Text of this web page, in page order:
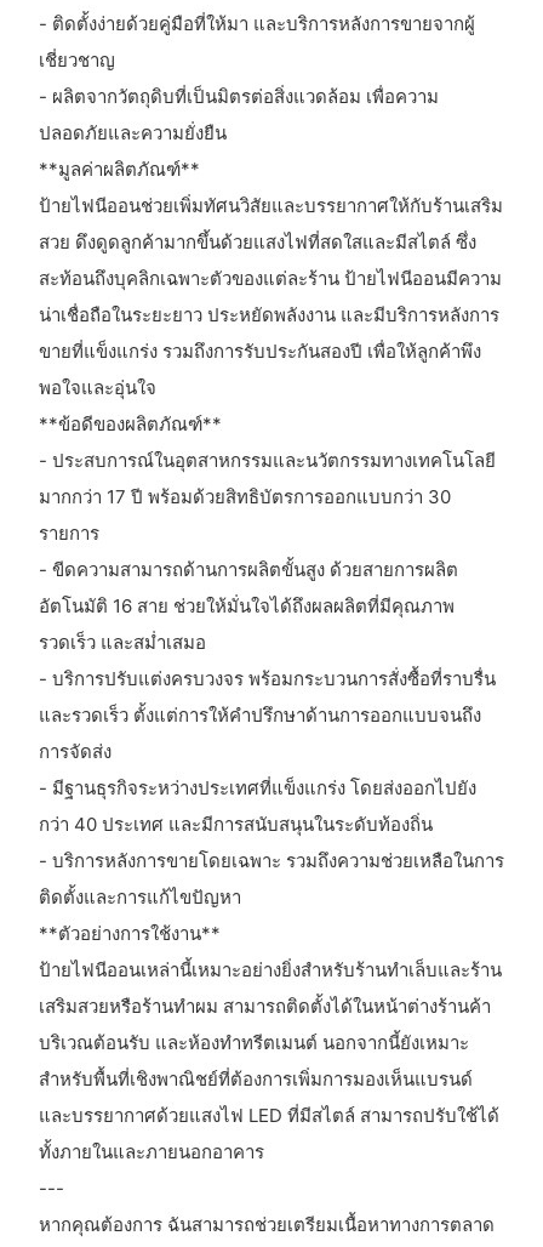
- ติดตั้งง่ายด้วยคู่มือที่ให้มา และบริการหลังการขายจากผู้
เชี่ยวชาญ
- ผลิตจากวัตถุดิบที่เป็นมิตรต่อสิ่งแวดล้อม เพื่อความ
ปลอดภัยและความยั่งยืน
**มูลค่าผลิตภัณฑ์**
ป้ายไฟนีออนช่วยเพิ่มทัศนวิสัยและบรรยากาศให้กับร้านเสริม
สวย ดึงดูดลูกค้ามากขึ้นด้วยแสงไฟที่สดใสและมีสไตล์ ซึ่ง
สะท้อนถึงบุคลิกเฉพาะตัวของแต่ละร้าน ป้ายไฟนีออนมีความ
น่าเชื่อถือในระยะยาว ประหยัดพลังงาน และมีบริการหลังการ
ขายที่แข็งแกร่ง รวมถึงการรับประกันสองปี เพื่อให้ลูกค้าพึง
พอใจและอุ่นใจ
**ข้อดีของผลิตภัณฑ์**
- ประสบการณ์ในอุตสาหกรรมและนวัตกรรมทางเทคโนโลยี
มากกว่า 17 ปี พร้อมด้วยสิทธิบัตรการออกแบบกว่า 30
รายการ
- ขีดความสามารถด้านการผลิตขั้นสูง ด้วยสายการผลิต
อัตโนมัติ 16 สาย ช่วยให้มั่นใจได้ถึงผลผลิตที่มีคุณภาพ
รวดเร็ว และสม่ำเสมอ
- บริการปรับแต่งครบวงจร พร้อมกระบวนการสั่งซื้อที่ราบรื่น
และรวดเร็ว ตั้งแต่การให้คำปรึกษาด้านการออกแบบจนถึง
การจัดส่ง
- มีฐานธุรกิจระหว่างประเทศที่แข็งแกร่ง โดยส่งออกไปยัง
กว่า 40 ประเทศ และมีการสนับสนุนในระดับท้องถิ่น
- บริการหลังการขายโดยเฉพาะ รวมถึงความช่วยเหลือในการ
ติดตั้งและการแก้ไขปัญหา
**ตัวอย่างการใช้งาน**
ป้ายไฟนีออนเหล่านี้เหมาะอย่างยิ่งสำหรับร้านทำเล็บและร้าน
เสริมสวยหรือร้านทำผม สามารถติดตั้งได้ในหน้าต่างร้านค้า
บริเวณต้อนรับ และห้องทำทรีตเมนต์ นอกจากนี้ยังเหมาะ
สำหรับพื้นที่เชิงพาณิชย์ที่ต้องการเพิ่มการมองเห็นแบรนด์
และบรรยากาศด้วยแสงไฟ LED ที่มีสไตล์ สามารถปรับใช้ได้
ทั้งภายในและภายนอกอาคาร
---
หากคุณต้องการ ฉันสามารถช่วยเตรียมเนื้อหาทางการตลาด